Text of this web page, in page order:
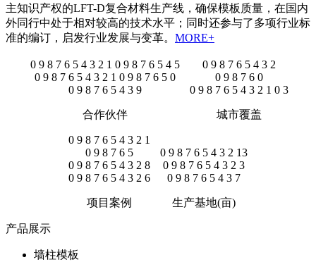
主知识产权的LFT-D复合材料生产线，确保模板质量，在国内
外同行中处于相对较高的技术水平；同时还参与了多项行业标
准的编订，启发行业发展与变革。 MORE+
0 9 8 7 6 5 4 3 2 1 0 9 8 7 6 5 4 5
0 9 8 7 6 5 4 3 2 1 0 9 8 7 6 5 0
0 9 8 7 6 5 4 3 9
合作伙伴
0 9 8 7 6 5 4 3 2
0 9 8 7 6 0
0 9 8 7 6 5 4 3 2 1 0 3
城市覆盖
0 9 8 7 6 5 4 3 2 1
0 9 8 7 6 5
0 9 8 7 6 5 4 3 2 8
0 9 8 7 6 5 4 3 2 6
项目案例
0 9 8 7 6 5 4 3 2 13
0 9 8 7 6 5 4 3 2 3
0 9 8 7 6 5 4 3 7
生产基地(亩)
产品展示
墙柱模板